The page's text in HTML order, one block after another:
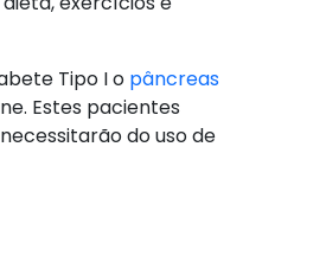
Tipo I o pâncreas
Estes pacientes
do uso de